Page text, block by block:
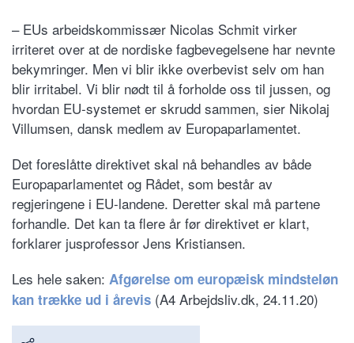
– EUs arbeidskommissær Nicolas Schmit virker
irriteret over at de nordiske fagbevegelsene har nevnte
bekymringer. Men vi blir ikke overbevist selv om han
blir irritabel. Vi blir nødt til å forholde oss til jussen, og
hvordan EU-systemet er skrudd sammen, sier Nikolaj
Villumsen, dansk medlem av Europaparlamentet.
Det foreslåtte direktivet skal nå behandles av både
Europaparlamentet og Rådet, som består av
regjeringene i EU-landene. Deretter skal må partene
forhandle. Det kan ta flere år før direktivet er klart,
forklarer jusprofessor Jens Kristiansen.
Les hele saken: Afgørelse om europæisk mindsteløn
kan trække ud i årevis (A4 Arbejdsliv.dk, 24.11.20)